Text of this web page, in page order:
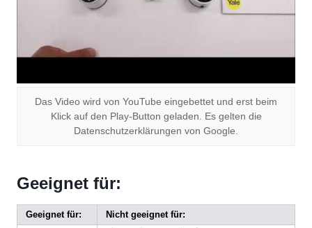
Das Video wird von YouTube eingebettet und erst beim
Klick auf den Play-Button geladen. Es gelten die
Datenschutzerklärungen von Google.
Geeignet für:
Geeignet für:
Nicht geeignet für: